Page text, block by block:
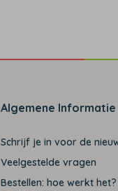
Algemene Informatie
Schrijf je in voor de
Veelgestelde vragen
Bestellen: hoe werkt het?